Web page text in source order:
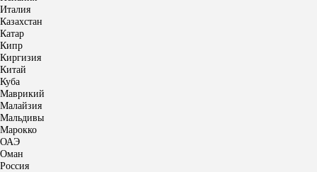
Италия
Казахстан
Катар
Кипр
Киргизия
Китай
Куба
Маврикий
Малайзия
Мальдивы
Марокко
ОАЭ
Оман
Россия